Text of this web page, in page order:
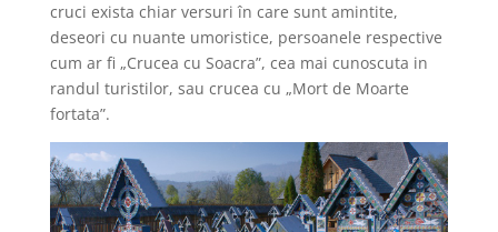
cruci exista chiar versuri în care sunt amintite,
deseori cu nuante umoristice, persoanele respective
cum ar fi „Crucea cu Soacra”, cea mai cunoscuta in
randul turistilor, sau crucea cu „Mort de Moarte
fortata”.